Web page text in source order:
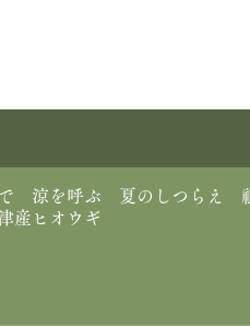
で 涼を呼ぶ 夏のしつらえ
産ヒオウギ